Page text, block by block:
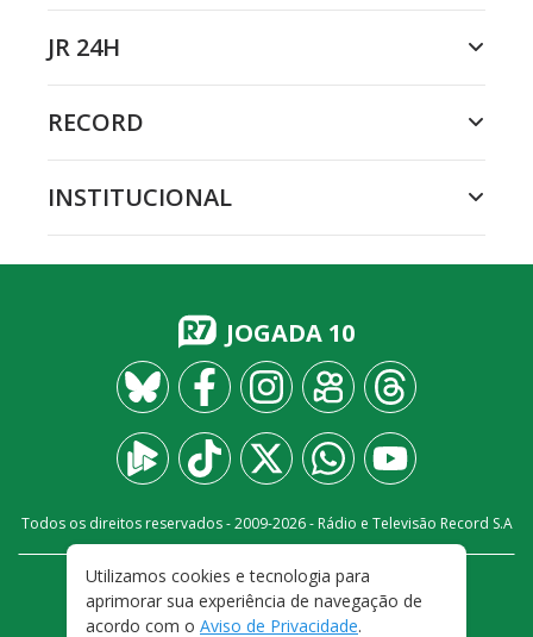
JR 24H
RECORD
INSTITUCIONAL
JOGADA 10
Todos os direitos reservados - 2009-2026- Rádio e Televisão Record S.A
FALE CONOSCO
PRIVACIDADE
TERMOS E CONDIÇÕES DE USO
Utilizamos cookies e tecnologia para
aprimorar sua experiência de navegação de
acordo com o Aviso de Privacidade.